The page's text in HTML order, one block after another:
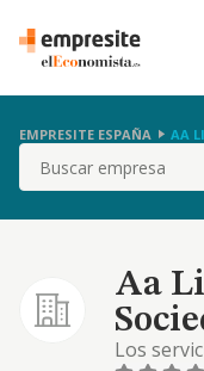
EMPRESITE ESPAÑA AA
Buscar
Aa
Los